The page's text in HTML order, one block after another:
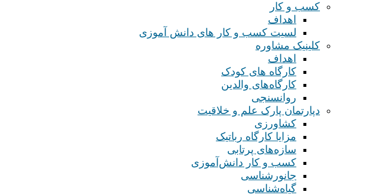
کسب و کار
اهداف
لسیت کسب و کار های دانش آموزی
کلینیک مشاوره
اهداف
کارگاه های کودک
کارگاه‌های والدین
روانسنجی
دپارتمان پارک علم و خلاقیت
کشاورزی
مزایا کارگاه رباتیک
سازه‌های پرتابی
کسب و کار دانش‌آموزی
جانورشناسی
گیاه‌شناسی